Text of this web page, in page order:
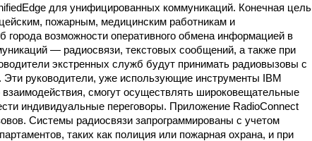
для унифицированных коммуникаций. Конечная цель
пожарным, медицинским работникам и
города возможности оперативного обмена информацией в
— радиосвязи, текстовых сообщений, а также при
экстренных служб будут принимать радиовызовы с
руководители, уже использующие инструменты IBM
смогут осуществлять широковещательные
индивидуальные переговоры. Приложение RadioConnect
Системы радиосвязи запрограммированы с учетом
таких как полиция или пожарная охрана, и при